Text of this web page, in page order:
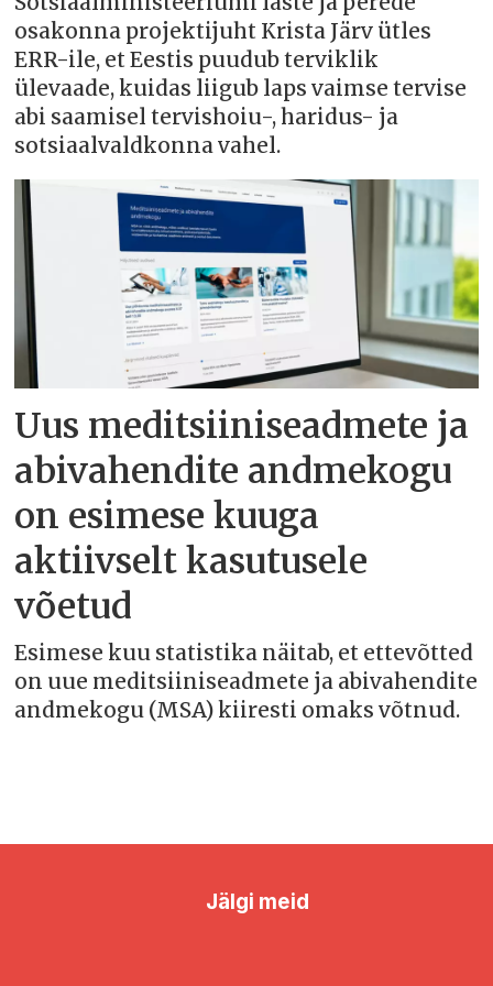
osakonna projektijuht Krista Järv ütles
ERR-ile, et Eestis puudub terviklik
ülevaade, kuidas liigub laps vaimse tervise
abi saamisel tervishoiu-, haridus- ja
sotsiaalvaldkonna vahel.
Uus meditsiiniseadmete ja
abivahendite andmekogu
on esimese kuuga
aktiivselt kasutusele
võetud
Esimese kuu statistika näitab, et ettevõtted
on uue meditsiiniseadmete ja abivahendite
andmekogu (MSA) kiiresti omaks võtnud.
Jälgi meid